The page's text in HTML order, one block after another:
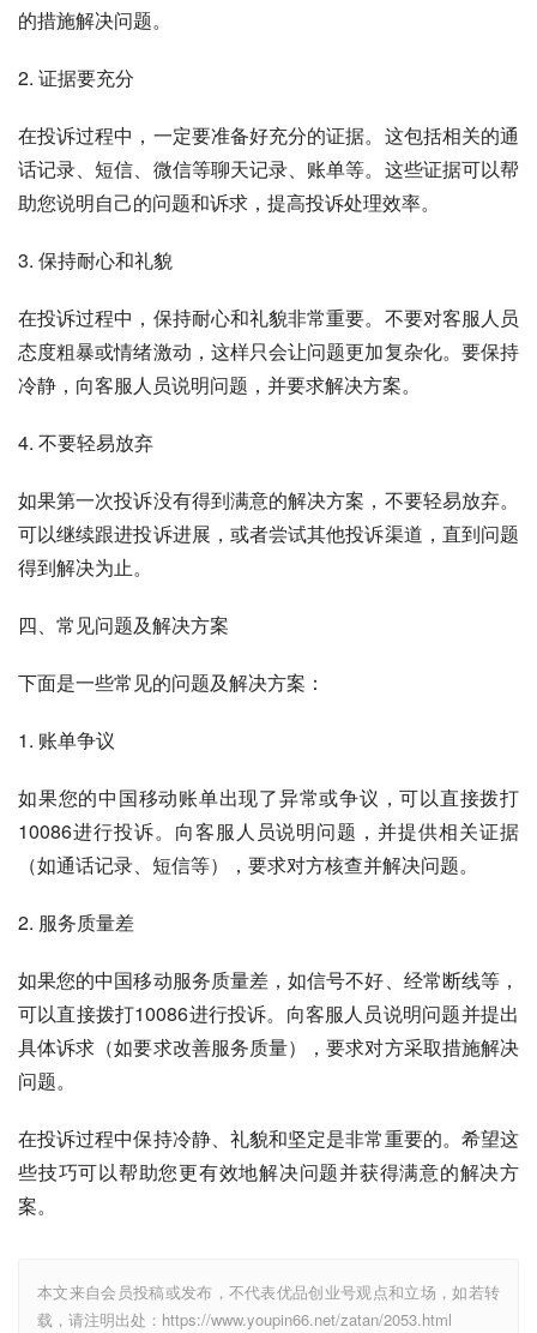
的措施解决问题。
2. 证据要充分
在投诉过程中，一定要准备好充分的证据。这包括相关的通
话记录、短信、微信等聊天记录、账单等。这些证据可以帮
助您说明自己的问题和诉求，提高投诉处理效率。
3. 保持耐心和礼貌
在投诉过程中，保持耐心和礼貌非常重要。不要对客服人员
态度粗暴或情绪激动，这样只会让问题更加复杂化。要保持
冷静，向客服人员说明问题，并要求解决方案。
4. 不要轻易放弃
如果第一次投诉没有得到满意的解决方案，不要轻易放弃。
可以继续跟进投诉进展，或者尝试其他投诉渠道，直到问题
得到解决为止。
四、常见问题及解决方案
下面是一些常见的问题及解决方案：
1. 账单争议
如果您的中国移动账单出现了异常或争议，可以直接拨打
10086进行投诉。向客服人员说明问题，并提供相关证据
（如通话记录、短信等），要求对方核查并解决问题。
2. 服务质量差
如果您的中国移动服务质量差，如信号不好、经常断线等，
可以直接拨打10086进行投诉。向客服人员说明问题并提出
具体诉求（如要求改善服务质量），要求对方采取措施解决
问题。
在投诉过程中保持冷静、礼貌和坚定是非常重要的。希望这
些技巧可以帮助您更有效地解决问题并获得满意的解决方
案。
本文来自会员投稿或发布，不代表优品创业号观点和立场，如若转
载，请注明出处：https://www.youpin66.net/zatan/2053.html